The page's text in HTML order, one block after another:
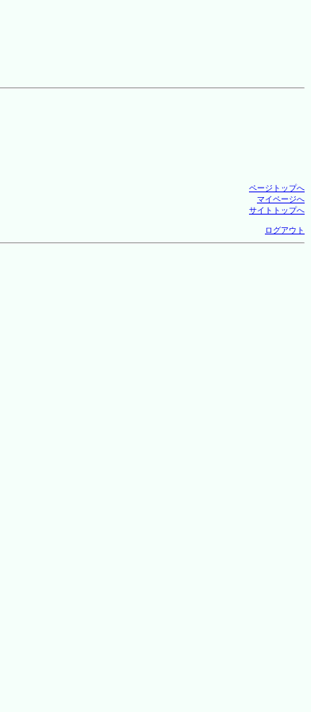
ページトップへ
マイページへ
サイトトップへ
ログアウト